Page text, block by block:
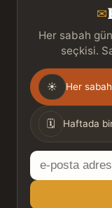
✉
Her sabah
seçkisi.
Gönderim
sıklığı
☀ Her
🗓 Haftada
E-
posta
adresiniz